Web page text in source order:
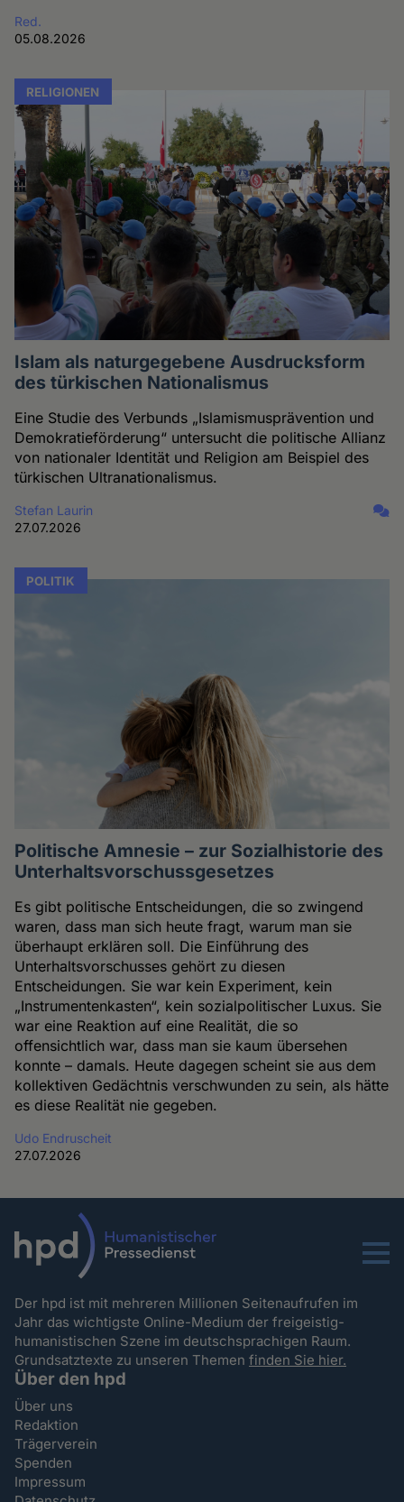
Red.
05.08.2026
RELIGIONEN
Islam als naturgegebene Ausdrucksform
des türkischen Nationalismus
Eine Studie des Verbunds „Islamismusprävention und
Demokratieförderung“ untersucht die politische Allianz
von nationaler Identität und Religion am Beispiel des
türkischen Ultranationalismus.
Stefan Laurin
27.07.2026
POLITIK
Politische Amnesie – zur Sozialhistorie des
Unterhaltsvorschussgesetzes
Es gibt politische Entscheidungen, die so zwingend
waren, dass man sich heute fragt, warum man sie
überhaupt erklären soll. Die Einführung des
Unterhaltsvorschusses gehört zu diesen
Entscheidungen. Sie war kein Experiment, kein
„Instrumentenkasten“, kein sozialpolitischer Luxus. Sie
war eine Reaktion auf eine Realität, die so
offensichtlich war, dass man sie kaum übersehen
konnte – damals. Heute dagegen scheint sie aus dem
kollektiven Gedächtnis verschwunden zu sein, als hätte
es diese Realität nie gegeben.
Udo Endruscheit
27.07.2026
Menu
Der hpd ist mit mehreren Millionen Seitenaufrufen im
Jahr das wichtigste Online-Medium der freigeistig-
humanistischen Szene im deutschsprachigen Raum.
Grundsatztexte zu unseren Themenfinden Sie hier.
Über den hpd
Über uns
Redaktion
Trägerverein
Spenden
Impressum